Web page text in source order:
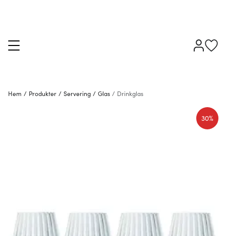
Hem / Produkter / Servering / Glas / Drinkglas
30%